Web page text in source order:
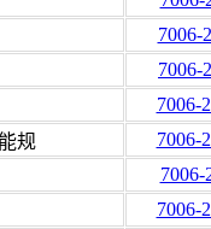
7006-
7006-
7006-
规
7006-
7006-
7006-